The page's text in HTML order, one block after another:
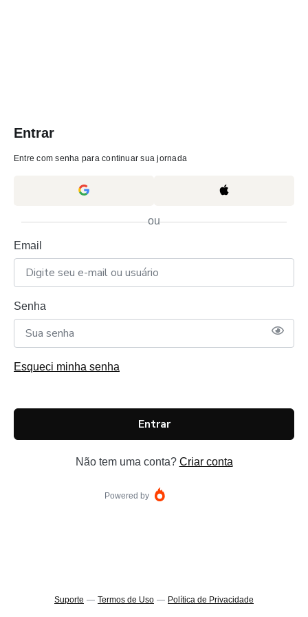
Entrar
Entre com senha para continuar sua jornada
ou
Email
Senha
Esqueci minha senha
Entrar
Não tem uma conta? Criar conta
Powered by
Suporte — Termos de Uso — Política de Privacidade